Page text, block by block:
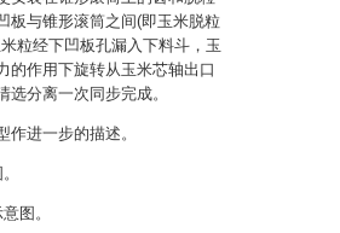
板与锥形滚筒之间(即玉米脱粒
粒经下凹板孔漏入下料斗，玉
的作用下旋转从玉米芯轴出口
分离一次同步完成。
作进一步的描述。
图。